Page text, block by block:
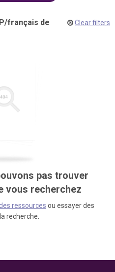
/français de
Clear filters
pas trouver
vous recherchez
ressources ou essayer des
recherche.